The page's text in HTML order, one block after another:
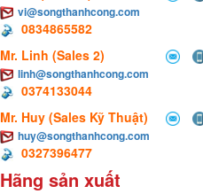
vi@songthanhcong.com
0834865582
Mr. Linh (Sales 2)
linh@songthanhcong.com
0374133044
Mr. Huy (Sales Kỹ Thuật)
huy@songthanhcong.com
0327396477
Hãng sản xuất